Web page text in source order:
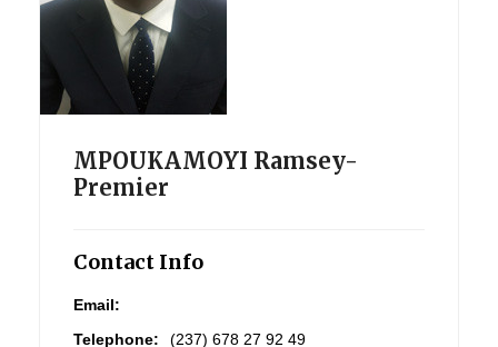
MPOUKAMOYI Ramsey-
Premier
Contact Info
Email:
Telephone:
(237) 678 27 92 49